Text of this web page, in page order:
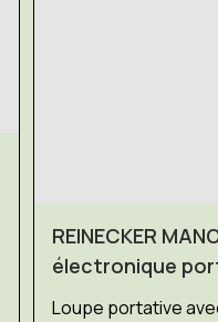
REINECKER
électronique
Loupe portative